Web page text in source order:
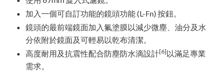
加入一個可自訂功能的鏡頭功能 (L-Fn) 按鈕。
鏡頭的最前端鏡面加入氟塗膜以減少微塵、油分及水
分依附於鏡面及可輕易以乾布清潔。
高度耐用及抗震性配合防塵防水滴設計[6]以滿足專業
需求。